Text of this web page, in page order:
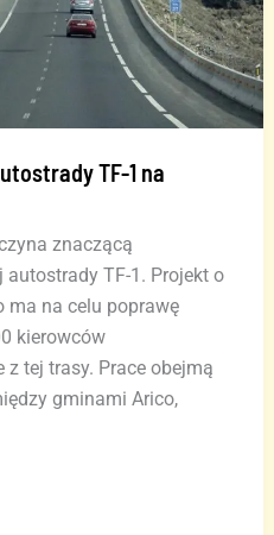
TF-1 na
znaczącą
autostrady TF-1. Projekt o
ma na celu poprawę
kierowców
tej trasy. Prace obejmą
gminami Arico,